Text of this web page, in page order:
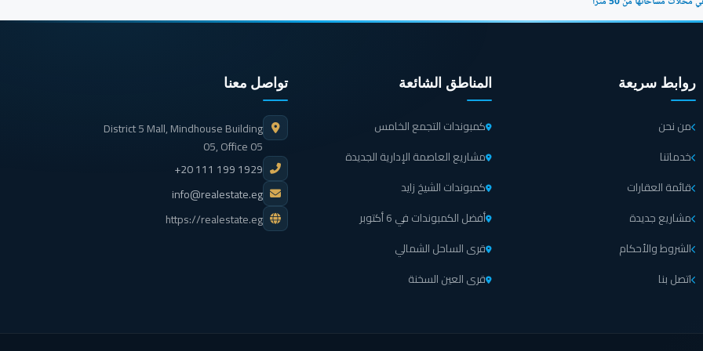
روابط سريعة
من نحن
خدماتنا
قائمة العقارات
مشاريع جديدة
الشروط والأحكام
اتصل بنا
المناطق الشائعة
كمبوندات التجمع الخامس
مشاريع العاصمة الإدارية الجديدة
كمبوندات الشيخ زايد
أفضل الكمبوندات في 6 أكتوبر
قرى الساحل الشمالي
قرى العين السخنة
تواصل معنا
District 5 Mall, Mindhouse Building
05, Office 05
+20 111 199 1929
info@realestate.eg
https://realestate.eg